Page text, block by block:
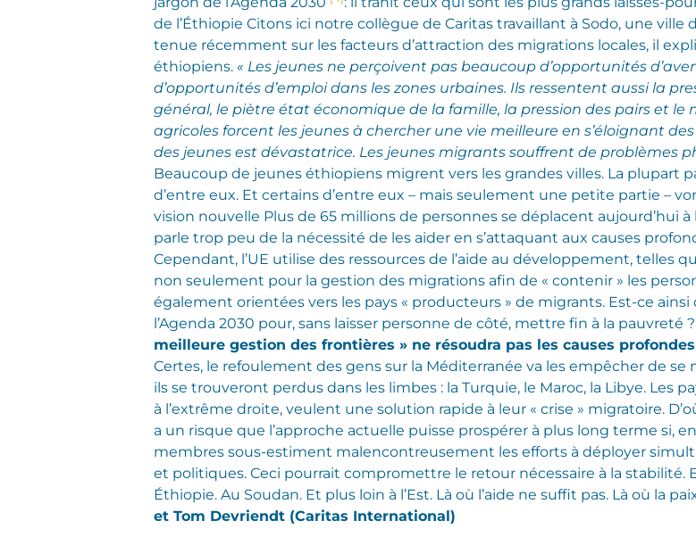
de l’Éthiopie Citons ici notre collègue de Caritas travaillant à Sodo, une ville
tenue récemment sur les facteurs d’attraction des migrations locales, il
éthiopiens. « Les jeunes ne perçoivent pas beaucoup d’opportunités
d’opportunités d’emploi dans les zones urbaines. Ils ressentent aussi la
général, le piètre état économique de la famille, la pression des pairs et
agricoles forcent les jeunes à chercher une vie meilleure en s’éloignant
des jeunes est dévastatrice. Les jeunes migrants souffrent de problèmes
Beaucoup de jeunes éthiopiens migrent vers les grandes villes. La plupart
d’entre eux. Et certains d’entre eux – mais seulement une petite partie –
vision nouvelle Plus de 65 millions de personnes se déplacent aujourd’hui
parle trop peu de la nécessité de les aider en s’attaquant aux causes
Cependant, l’UE utilise des ressources de l’aide au développement, telles
non seulement pour la gestion des migrations afin de « contenir » les
également orientées vers les pays « producteurs » de migrants. Est-ce
l’Agenda 2030 pour, sans laisser personne de côté, mettre fin à la
meilleure gestion des frontières » ne résoudra pas les causes
Certes, le refoulement des gens sur la Méditerranée va les empêcher de se
ils se trouveront perdus dans les limbes : la Turquie, le Maroc, la Libye. Les
à l’extrême droite, veulent une solution rapide à leur « crise » migratoire.
a un risque que l’approche actuelle puisse prospérer à plus long terme si,
membres sous-estiment malencontreusement les efforts à déployer
et politiques. Ceci pourrait compromettre le retour nécessaire à la stabilité.
Éthiopie. Au Soudan. Et plus loin à l’Est. Là où l’aide ne suffit pas. Là où la
et Tom Devriendt (Caritas International)